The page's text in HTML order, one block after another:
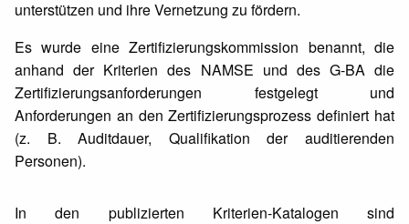
unterstützen und ihre Vernetzung zu fördern.
Es wurde eine Zertifizierungskommission benannt, die
anhand der Kriterien des NAMSE und des G-BA die
Zertifizierungsanforderungen festgelegt und
Anforderungen an den Zertifizierungsprozess definiert hat
(z. B. Auditdauer, Qualifikation der auditierenden
Personen).
In den publizierten Kriterien-Katalogen sind